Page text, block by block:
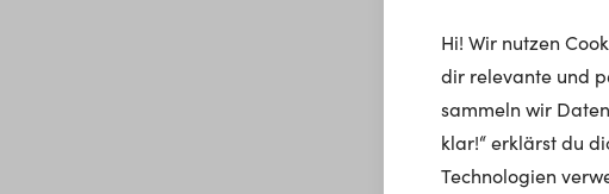
Hi! Wir nutzen
dir relevante und
sammeln wir
klar!“ erklärst du
Technologien